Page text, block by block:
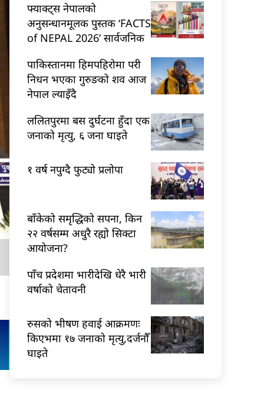
फ्याक्ट्स नेपालको
अनुसन्धानमूलक पुस्तक ‘FACTS
of NEPAL 2026’ सार्वजनिक
पाकिस्तानमा हिमपहिरोमा परी
निधन भएका गुरुङको शव आज
नेपाल ल्याइँदै
ललितपुरमा बस दुर्घटना हुँदा एक
जनाको मृत्यु, ६ जना घाइते
१ वर्ष नपुग्दै फुट्यो प्रलोपा
बाँकेको समृद्धिको सपना, किन
२२ वर्षसम्म अधुरै रह्यो सिक्टा
आयोजना?
पाँच प्रदेशमा भारीदेखि धेरै भारी
वर्षाको चेतावनी
रुसको भीषण हवाई आक्रमणः
किएभमा १७ जनाको मृत्यु,दर्जनौँ
घाइते